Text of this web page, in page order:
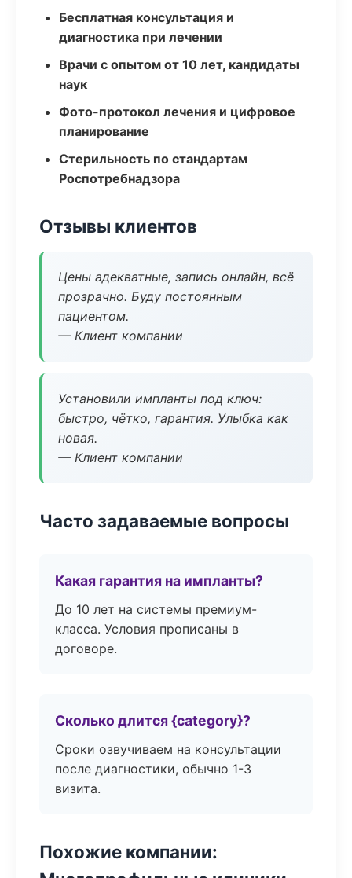
Бесплатная консультация и
диагностика при лечении
Врачи с опытом от 10 лет, кандидаты
наук
Фото-протокол лечения и цифровое
планирование
Стерильность по стандартам
Роспотребнадзора
Отзывы клиентов
Цены адекватные, запись онлайн, всё
прозрачно. Буду постоянным
пациентом.
— Клиент компании
Установили импланты под ключ:
быстро, чётко, гарантия. Улыбка как
новая.
— Клиент компании
Часто задаваемые вопросы
Какая гарантия на импланты?
До 10 лет на системы премиум-
класса. Условия прописаны в
договоре.
Сколько длится {category}?
Сроки озвучиваем на консультации
после диагностики, обычно 1-3
визита.
Похожие компании: